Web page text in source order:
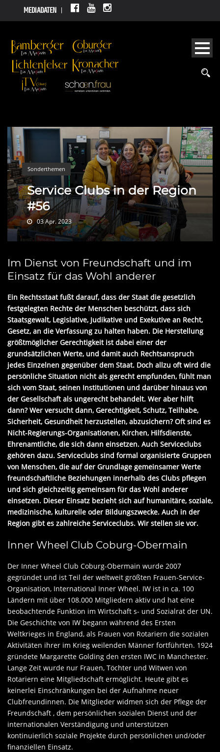
MEDIADATEN
Sonderthemen
Service Clubs in der Region
#56
03 Apr. 2023
Im Dienst von Freundschaft und im
Einsatz für das Wohl anderer
Ein Rechtsstaat fußt darauf, dass der Staat die gesetzlich
festgelegten Rechte der Menschen beschützt, dass sich
Staatsgewalt, Legislative, Judikative und Exekutive an Recht,
Gesetz, an die Verfassung zu halten haben. Die Herstellung
größtmöglicher Gerechtigkeit ist dabei einer der
grundsätzlichen Werte, und damit auch Rechtsanspruch
jedes Einzelnen gegenüber dem Staat. Doch allzu oft wird die
persönliche Situation nicht als gerecht empfunden, fühlt man
sich vom Staat, seinen Institutionen und darüber hinaus von
der Gesellschaft als ungerecht behandelt. Wer aber hilft
dann? Wer versucht dann, Gerechtigkeit, Schutz, Teilhabe,
Sicherheit, Gesundheit herzustellen, abzusichern? Oft sind es
Nicht-Regierungs-Organisationen, Kirchen, Hilfsdienste,
Ehrenamtliche, die sich dann einsetzen. Auch Serviceclubs
gehören dazu. Serviceclubs sind formal organisierte Gruppen
von Menschen, die auf der Grundlage gemeinsamer Werte
freundschaftliche Beziehungen innerhalb des Clubs pflegen
und sich gleichzeitig gemeinsam für das Wohl anderer
einsetzen. Dieser Einsatz bezieht sich auf humanitäre, soziale,
medizinische, kulturelle oder Bildungszwecke. Auch in der
Region gibt es zahlreiche Serviceclubs. Wir stellen sie vor.
Inner Wheel Club Coburg-Obermain
Der Inner Wheel Club Coburg-Obermain wurde 2007
gegründet und ist Teil der weltweit größten Frauen-Service-
Organisation, International Inner Wheel. IW ist in ca. 100
Ländern mit über 108.000 Mitgliedern aktiv und hat eine
beobachtende Funktion im Wirtschaft s- und Sozialrat der UN.
Die Geschichte von IW begann während des Ersten
Weltkrieges in England, als Frauen von Rotariern die sozialen
Aktivitäten ihrer im Krieg weilenden Männer fortführten. 1924
gründete Margarette Golding den ersten IWC in Manchester.
Lange Zeit wurde nur Frauen, Töchter und Witwen von
Rotariern eine Mitgliedschaft ermöglicht. Heute gibt es
keinerlei Einschränkungen bei der Aufnahme neuer
Clubfreundinnen. Die Mitglieder widmen sich der Pflege der
Freundschaft , dem persönlichen sozialen Dienst und der
internationalen Verständigung und unterstützen
kontinuierlich soziale Projekte durch persönlichen und/oder
finanziellen Einsatz.